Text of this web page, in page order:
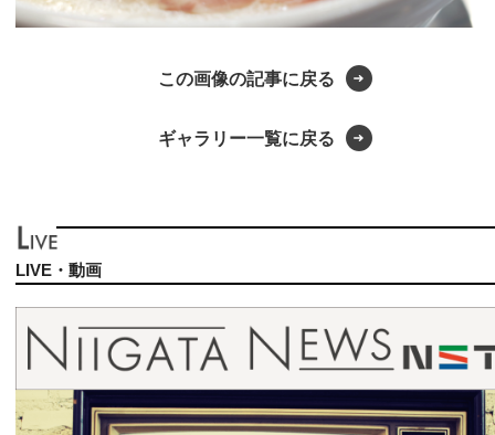
この画像の記事に戻る
ギャラリー一覧に戻る
LIVE・動画